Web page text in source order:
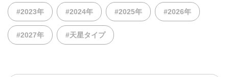
#2023年 #2024年 #2025年 #2026年
#2027年 #天星タイプ